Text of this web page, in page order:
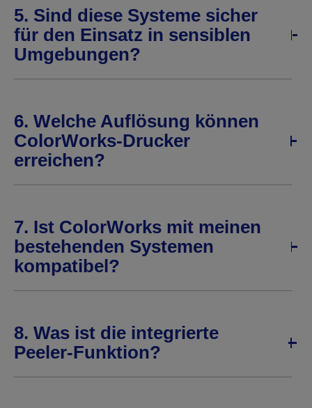
5. Sind diese Systeme sicher
für den Einsatz in sensiblen
Umgebungen?
6. Welche Auflösung können
ColorWorks-Drucker
erreichen?
7. Ist ColorWorks mit meinen
bestehenden Systemen
kompatibel?
8. Was ist die integrierte
Peeler-Funktion?